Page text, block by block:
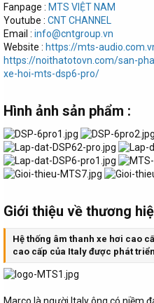
Fanpage : MTS VIỆT NAM
Youtube : CNT CHANNEL
Email : info@cntgroup.vn
Website : https://mts-
https://noithatotovn.com/san-
xe-hoi-mts-dsp6-pro/
Hình ảnh sản phẩm :​
Giới thiệu về thương
Hệ thống âm thanh xe hơi cao
cao cấp của Italy được phát
Marco là người Italy ông có niềm